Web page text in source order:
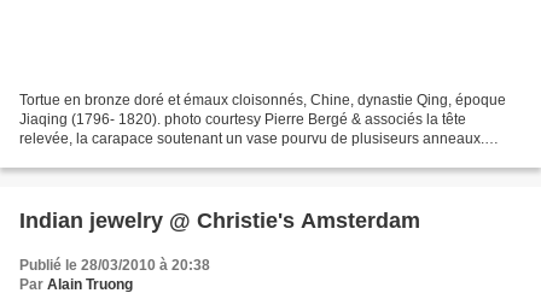
Tortue en bronze doré et émaux cloisonnés, Chine, dynastie Qing, époque
Jiaqing (1796- 1820). photo courtesy Pierre Bergé & associés la tête
relevée, la carapace soutenant un vase pourvu de plusiseurs anneaux.
Indian jewelry @ Christie's Amsterdam
Publié le 28/03/2010 à 20:38
Par Alain Truong